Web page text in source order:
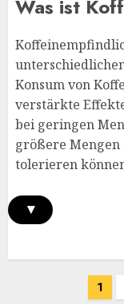
Was ist
Konsum von
verstärkte
bei geringen
größere
tolerieren
▾
1